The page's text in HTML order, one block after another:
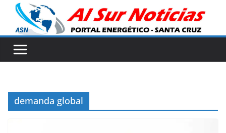
Skip
content
demanda global